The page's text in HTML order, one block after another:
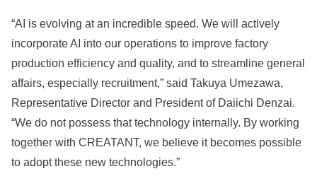
“AI is evolving at an incredible speed. We will actively
incorporate AI into our operations to improve factory
production efficiency and quality, and to streamline general
affairs, especially recruitment,” said Takuya Umezawa,
Representative Director and President of Daiichi Denzai.
“We do not possess that technology internally. By working
together with CREATANT, we believe it becomes possible
to adopt these new technologies.”